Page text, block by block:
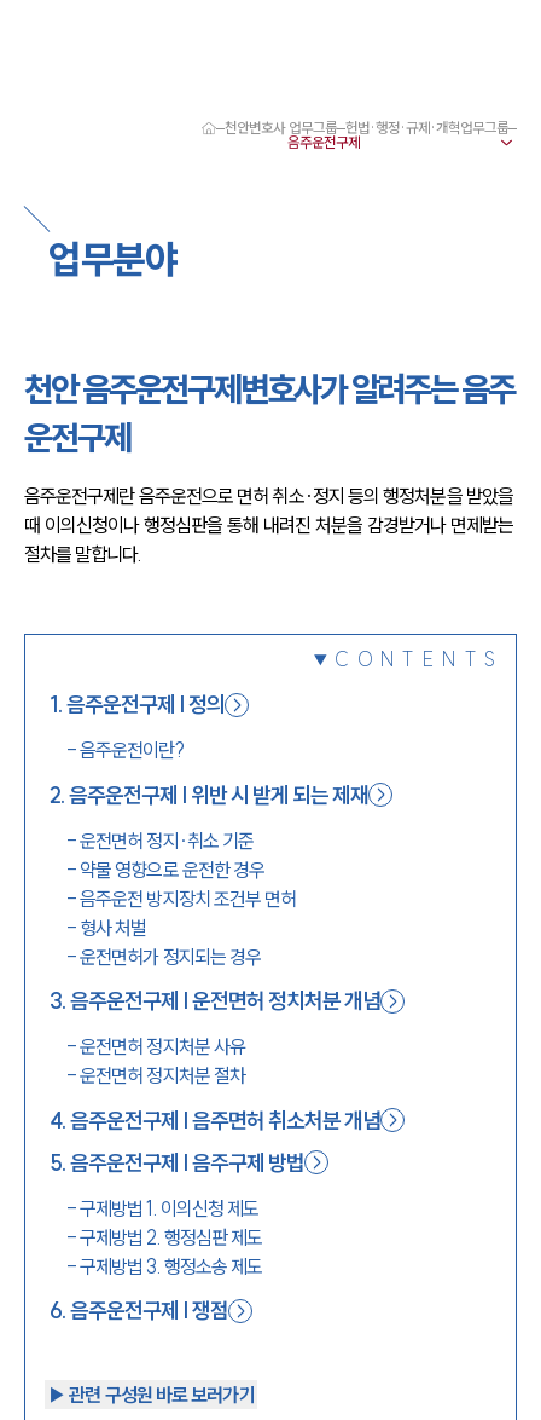
천안형사전문변호사
천안이혼전문변호사
천안학교폭력변호사
천안 분사무소 오시는 길
천안변호사상담 상담접수
채용정보
천안변호사 업무그룹 헌법·행정·규제·개혁업무그룹
업무분야
천안 음주운전구제변호사가 알려주는 음주
운전구제
음주운전구제란 음주운전으로 면허 취소·정지 등의 행정처분을 받았을
때 이의신청이나 행정심판을 통해 내려진 처분을 감경받거나 면제받는
절차를 말합니다.
CONTENTS
1.음주운전구제 | 정의
-음주운전이란?
2.음주운전구제 | 위반 시 받게 되는 제재
-운전면허 정지∙취소 기준
- 약물 영향으로 운전한 경우
-음주운전 방지장치 조건부 면허
- 형사 처벌
-운전면허가 정지되는 경우
3.음주운전구제 | 운전면허 정치처분 개념
-운전면허 정지처분 사유
-운전면허 정지처분 절차
4.음주운전구제 | 음주면허 취소처분 개념
5.음주운전구제 | 음주구제 방법
-구제방법 1. 이의신청 제도
-구제방법 2. 행정심판 제도
-구제방법 3. 행정소송 제도
6.음주운전구제 | 쟁점
▶︎ 관련 구성원 바로 보러가기